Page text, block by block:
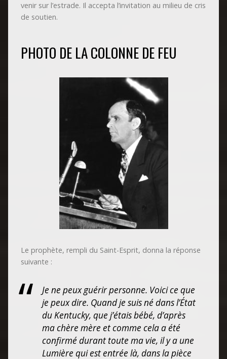
venir sur l’estrade. Il accepta l’invitation au milieu de cris
de soutien.
PHOTO DE LA COLONNE DE FEU
Le prophète, rempli du Saint-Esprit, donna la réponse
suivante :
Je ne peux guérir personne. Voici ce que
je peux dire. Quand je suis né dans l’État
du Kentucky, que j’étais bébé, d’après
ma chère mère et comme cela a été
confirmé durant toute ma vie, il y a une
Lumière qui est entrée là, dans la pièce